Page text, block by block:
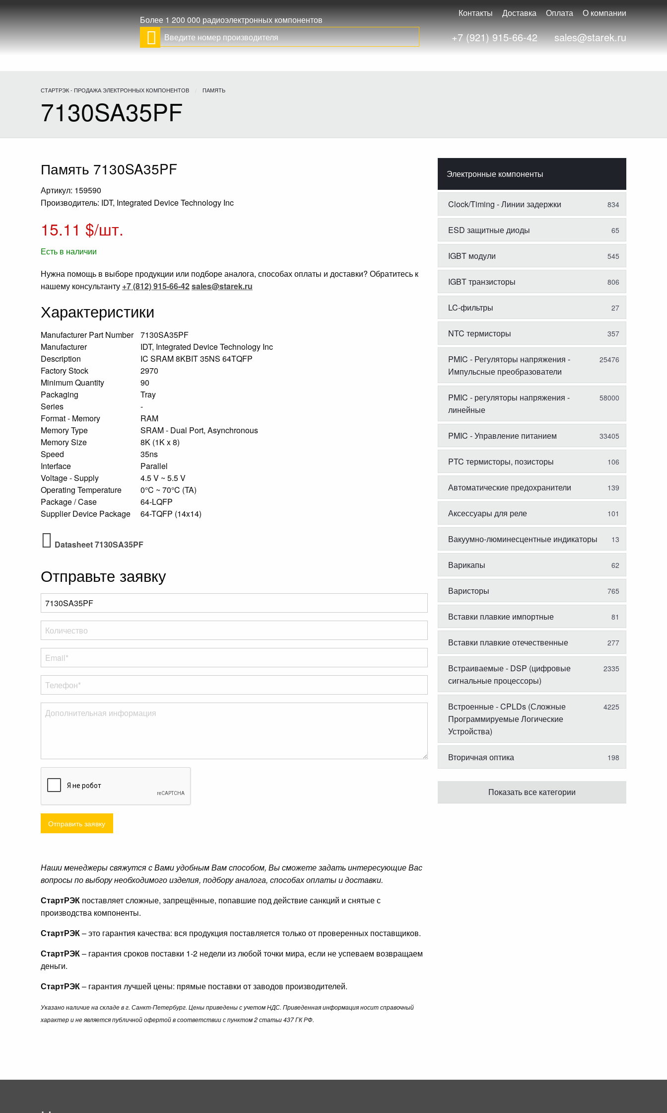
Более 1 200 000 радиоэлектронных компонентов
Контакты Доставка Оплата О компании
+7 (921) 915-66-42 sales@starek.ru
СТАРТРЭК - ПРОДАЖА ЭЛЕКТРОННЫХ КОМПОНЕНТОВ ПАМЯТЬ
7130SA35PF
Память 7130SA35PF
Артикул: 159590
Производитель: IDT, Integrated Device Technology Inc
15.11 $/шт.
Есть в наличии
Нужна помощь в выборе продукции или подборе аналога, способах оплаты и доставки? Обратитесь к
нашему консультанту +7 (812) 915-66-42sales@starek.ru
Характеристики
Manufacturer Part Number 7130SA35PF
Manufacturer
IDT, Integrated Device Technology Inc
Description
IC SRAM 8KBIT 35NS 64TQFP
Factory Stock
2970
Minimum Quantity
90
Packaging
Tray
Series
-
Format - Memory
RAM
Memory Type
SRAM - Dual Port, Asynchronous
Memory Size
8K (1K x 8)
Speed
35ns
Interface
Parallel
Voltage - Supply
4.5 V ~ 5.5 V
Operating Temperature
0°C ~ 70°C (TA)
Package / Case
64-LQFP
Supplier Device Package
64-TQFP (14x14)
Datasheet 7130SA35PF
Отправьте заявку
Отправить заявку
Наши менеджеры свяжутся с Вами удобным Вам способом, Вы сможете задать интересующие Вас
вопросы по выбору необходимого изделия, подбору аналога, способах оплаты и доставки.
СтартРЭК поставляет сложные, запрещённые, попавшие под действие санкций и снятые с
производства компоненты.
СтартРЭК– это гарантия качества: вся продукция поставляется только от проверенных поставщиков.
СтартРЭК– гарантия сроков поставки 1-2 недели из любой точки мира, если не успеваем возвращаем
деньги.
СтартРЭК– гарантия лучшей цены: прямые поставки от заводов производителей.
Указано наличие на складе в г. Санкт-Петербург. Цены приведены с учетом НДС. Приведенная информация носит справочный
характер и не является публичной офертой в соответствии с пунктом 2 статьи 437 ГК РФ.
Электронные компоненты
Clock/Timing - Линии задержки 834
ESD защитные диоды 65
IGBT модули 545
IGBT транзисторы 806
LC-фильтры 27
NTC термисторы 357
PMIC - Регуляторы напряжения -
Импульсные преобразователи
25476
PMIC - регуляторы напряжения -
линейные
58000
PMIC - Управление питанием 33405
PTC термисторы, позисторы 106
Автоматические предохранители 139
Аксессуары для реле 101
Вакуумно-люминесцентные индикаторы 13
Варикапы 62
Варисторы 765
Вставки плавкие импортные 81
Вставки плавкие отечественные 277
Встраиваемые - DSP (цифровые
сигнальные процессоры)
2335
Встроенные - CPLDs (Сложные
Программируемые Логические
Устройства)
4225
Вторичная оптика 198
Показать все категории